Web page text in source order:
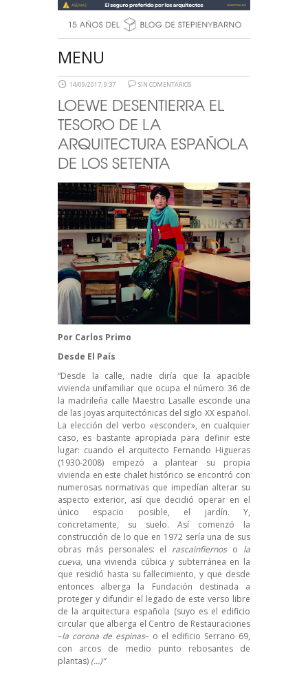
MENU
14/09/2017, 9:37 SIN COMENTARIOS
LOEWE DESENTIERRA EL
TESORO DE LA
ARQUITECTURA ESPAÑOLA
DE LOS SETENTA
Por Carlos Primo
Desde El País
“Desde la calle, nadie diría que la apacible
vivienda unifamiliar que ocupa el número 36 de
la madrileña calle Maestro Lasalle esconde una
de las joyas arquitectónicas del siglo XX español.
La elección del verbo «esconder», en cualquier
caso, es bastante apropiada para definir este
lugar: cuando el arquitecto Fernando Higueras
(1930-2008) empezó a plantear su propia
vivienda en este chalet histórico se encontró con
numerosas normativas que impedían alterar su
aspecto exterior, así que decidió operar en el
único espacio posible, el jardín. Y,
concretamente, su suelo. Así comenzó la
construcción de lo que en 1972 sería una de sus
obras más personales: el rascainfiernoso la
cueva, una vivienda cúbica y subterránea en la
que residió hasta su fallecimiento, y que desde
entonces alberga la Fundación destinada a
proteger y difundir el legado de este verso libre
de la arquitectura española (suyo es el edificio
circular que alberga el Centro de Restauraciones
–la corona de espinas– o el edificio Serrano 69,
con arcos de medio punto rebosantes de
plantas) (…)”